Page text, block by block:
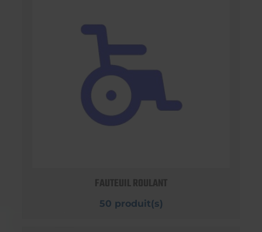
FAUTEUIL ROULANT
50 produit(s)